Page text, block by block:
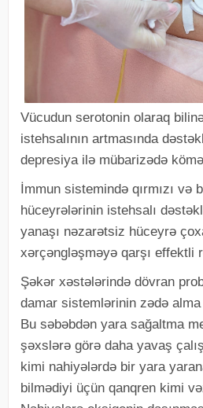
Vücudun serotonin olaraq
istehsalının artmasında
depresiya ilə mübarizədə
İmmun sistemində qırmızı və
hüceyrələrinin istehsalı
yanaşı nəzarətsiz hüceyrə
xərçəngləşməyə qarşı effektli
Şəkər xəstələrində dövran
damar sistemlərinin zədə
Bu səbəbdən yara sağaltma
şəxslərə görə daha yavaş
kimi nahiyələrdə bir yara
bilmədiyi üçün qanqren kimi